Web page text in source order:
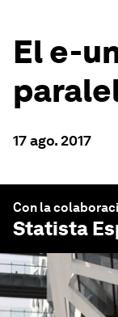
El e-
17 ago. 2017
Con la
Statista